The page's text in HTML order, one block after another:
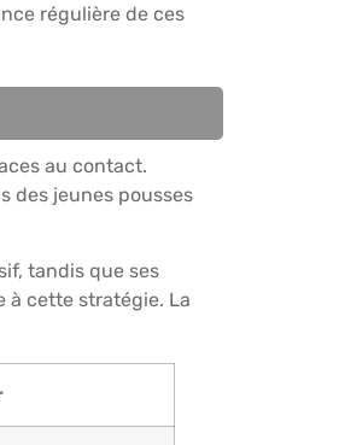
régulière de ces
au contact.
des jeunes pousses
tandis que ses
à cette stratégie. La